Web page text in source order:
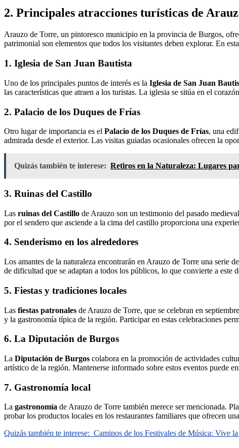
2. Principales atracciones turísticas de
Arauzo de Torre, un pintoresco municipio en la provincia de Burgos,
patrimonial son elementos que todos los visitantes deben explorar. En
1. Iglesia de San Juan Bautista
Uno de los principales puntos de interés es la Iglesia de San Juan
las características que atraen a los turistas. La iglesia se sitúa en el
2. Palacio de los Duques de Frías
Otro lugar de importancia es el Palacio de los Duques de Frías, una
admirada desde el exterior. Las visitas guiadas ocasionales ofrecen la
Quizás también te interese: Retiros en la Naturaleza: Lugares
3. Ruinas del Castillo
Las ruinas del Castillo de Arauzo son un testimonio del pasado
por el sendero que asciende a la cima del castillo proporciona una
4. Senderismo en los alrededores
Los amantes de la naturaleza encontrarán en Arauzo de Torre una serie
de dificultad que se adaptan a todos los públicos, lo que convierte a este
5. Fiestas y tradiciones locales
Las fiestas patronales de Arauzo de Torre, que se celebran en
y la gastronomía típica de la región. Participar en estas celebraciones
6. La Diputación de Burgos
La Diputación de Burgos colabora en la promoción de actividades
artístico de la región. Mantenerse informado sobre estos eventos puede
7. Gastronomía local
La gastronomía de Arauzo de Torre también merece ser mencionada.
probar los productos locales en los restaurantes familiares que ofrecen
Quizás también te interese: Caminos de los Festivales de Música: Vive